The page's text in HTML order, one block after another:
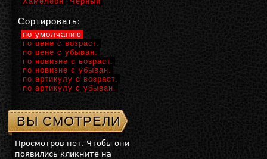
Сортировать:
по умолчанию
по цене с возраст.
по цене с убыван.
по новизне с возраст.
по новизне с убыван.
по артикулу с возраст.
по артикулу с убыван.
ВЫ СМОТРЕЛИ
Просмотров нет. Чтобы они
появились кликните на